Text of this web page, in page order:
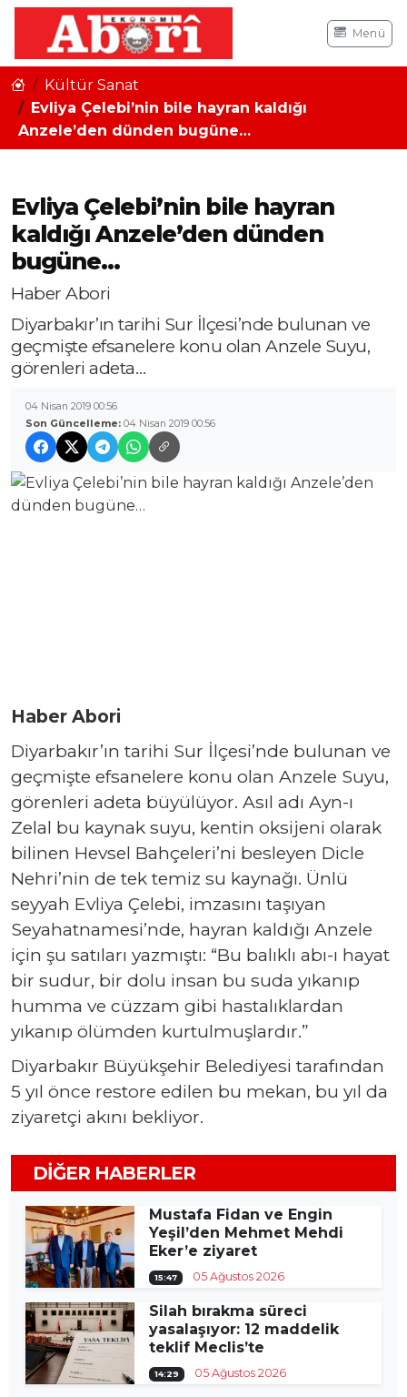
Menü
Kültür Sanat
Evliya Çelebi’nin bile hayran kaldığı
Anzele’den dünden bugüne…
Evliya Çelebi’nin bile hayran
kaldığı Anzele’den dünden
bugüne…
Haber Abori
Diyarbakır’ın tarihi Sur İlçesi’nde bulunan ve
geçmişte efsanelere konu olan Anzele Suyu,
görenleri adeta…
04 Nisan 2019 00:56
Son Güncelleme: 04 Nisan 2019 00:56
Haber Abori
Diyarbakır’ın tarihi Sur İlçesi’nde bulunan ve
geçmişte efsanelere konu olan Anzele Suyu,
görenleri adeta büyülüyor. Asıl adı Ayn-ı
Zelal bu kaynak suyu, kentin oksijeni olarak
bilinen Hevsel Bahçeleri’ni besleyen Dicle
Nehri’nin de tek temiz su kaynağı. Ünlü
seyyah Evliya Çelebi, imzasını taşıyan
Seyahatnamesi’nde, hayran kaldığı Anzele
için şu satıları yazmıştı: “Bu balıklı abı-ı hayat
bir sudur, bir dolu insan bu suda yıkanıp
humma ve cüzzam gibi hastalıklardan
yıkanıp ölümden kurtulmuşlardır.”
Diyarbakır Büyükşehir Belediyesi tarafından
5 yıl önce restore edilen bu mekan, bu yıl da
ziyaretçi akını bekliyor.
DIĞER HABERLER
Mustafa Fidan ve Engin
Yeşil’den Mehmet Mehdi
Eker’e ziyaret
15:47 05 Ağustos 2026
Silah bırakma süreci
yasalaşıyor: 12 maddelik
teklif Meclis’te
14:29 05 Ağustos 2026